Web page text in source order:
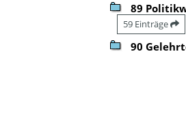
89
59 Einträge
90